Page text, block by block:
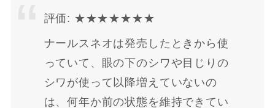
評価: ★★★★★★★
ナールスネオは発売したときから使
っていて、眼の下のシワや目じりの
シワが使って以降増えていないの
は、何年か前の状態を維持できてい